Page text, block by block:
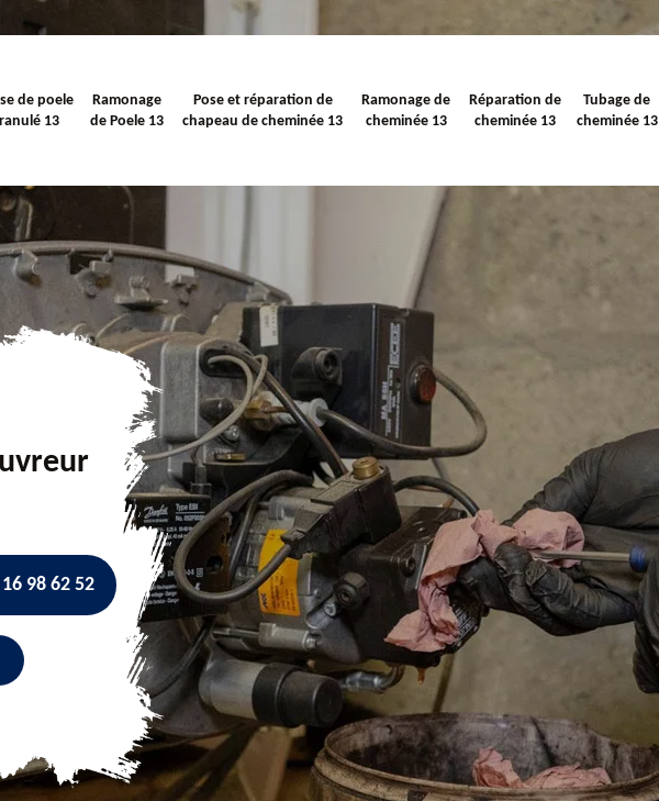
de poele
13
Ramonage
de Poele 13
Pose et réparation de
chapeau de cheminée 13
Ramonage de
cheminée 13
Réparation de
cheminée 13
Tubage de
cheminée 13
98 62 52